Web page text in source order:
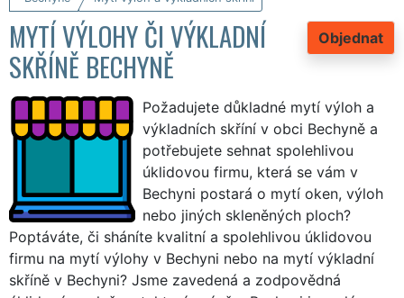
Objednat
MYTÍ VÝLOHY ČI VÝKLADNÍ
SKŘÍNĚ BECHYNĚ
Požadujete důkladné mytí výloh a
výkladních skříní v obci Bechyně a
potřebujete sehnat spolehlivou
úklidovou firmu, která se vám v
Bechyni postará o mytí oken, výloh
nebo jiných skleněných ploch?
Poptáváte, či sháníte kvalitní a spolehlivou úklidovou
firmu na mytí výlohy v Bechyni nebo na mytí výkladní
skříně v Bechyni? Jsme zavedená a zodpovědná